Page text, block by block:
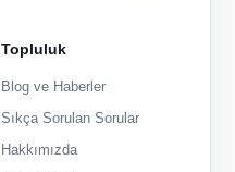
Topluluk
Blog ve Haberler
Sıkça Sorulan Sorular
Hakkımızda